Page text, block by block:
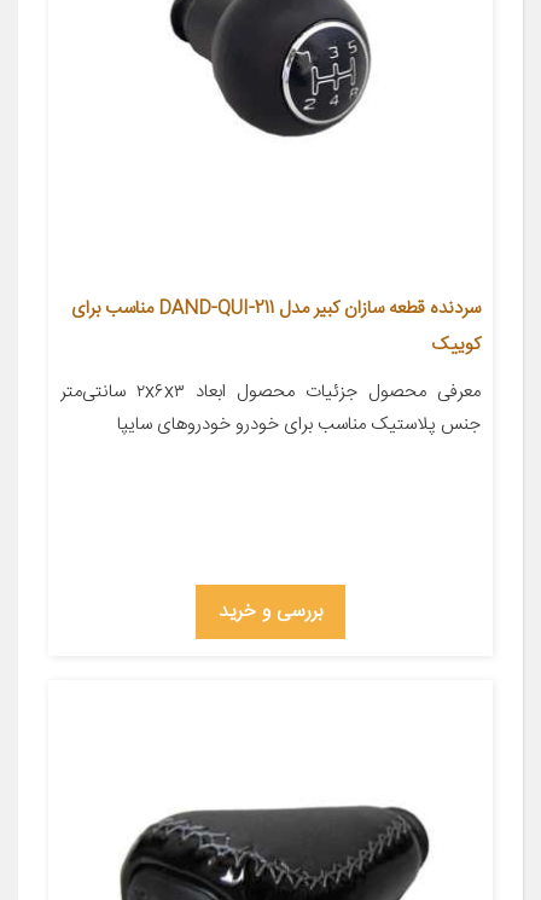
سردنده قطعه سازان کبیر مدل DAND-QUI-211 مناسب برای
کوییک
معرفی محصول جزئیات محصول ابعاد ۲x۶x۳ سانتی‌متر
جنس پلاستیک مناسب برای خودرو خودروهای سایپا
بررسی و خرید